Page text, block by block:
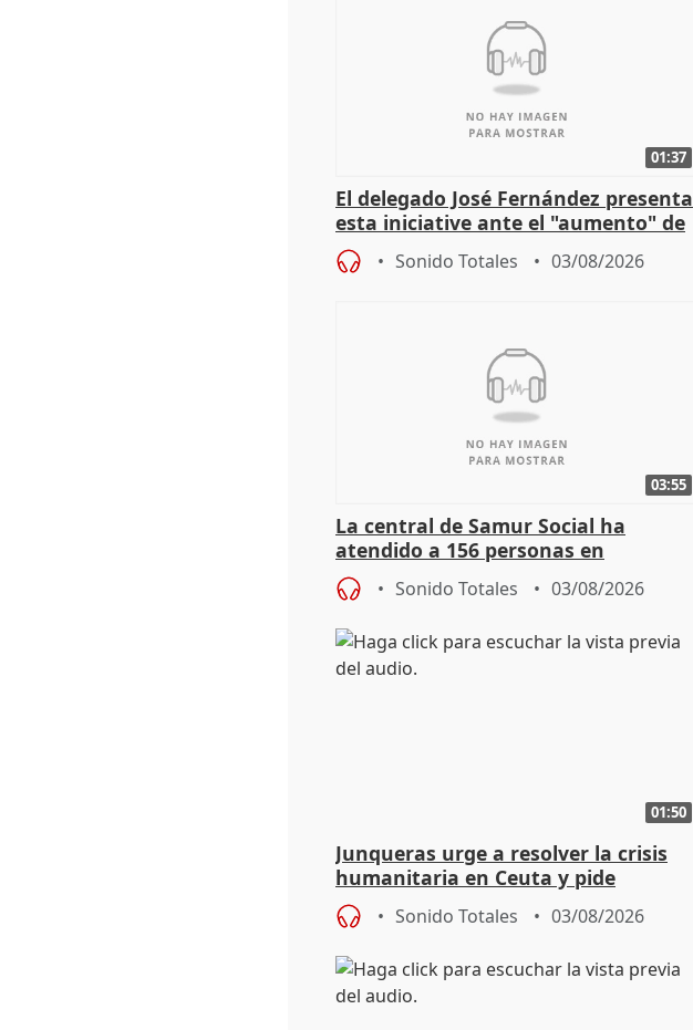
01:37
El delegado José Fernández presenta
esta iniciative ante el "aumento" de
personas sin hogar en Madri
Sonido Totales 03/08/2026
03:55
La central de Samur Social ha
atendido a 156 personas en
situación de calle durante Campaña
de CalorSonido Totales 03/08/2026
01:50
Junqueras urge a resolver la crisis
humanitaria en Ceuta y pide
responsabilidad a la UE
Sonido Totales 03/08/2026